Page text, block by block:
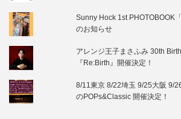
Sunny Hock 1st PHOTOBOOK
のお知らせ
アレンジ王子まさふみ 30th
『Re:Birth』開催決定！
8/11東京 8/22埼玉 9/25大阪 9/
のPOPs&Classic 開催決定！